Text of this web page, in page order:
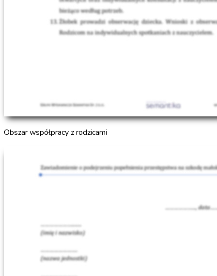
Obszar współpracy z rodzicami